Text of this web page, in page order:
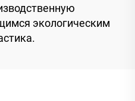
экологическим